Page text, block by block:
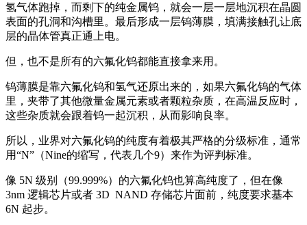
氢气体跑掉，而剩下的纯金属钨，就会一层一层地沉积在晶圆
表面的孔洞和沟槽里。最后形成一层钨薄膜，填满接触孔让底
层的晶体管真正通上电。
但，也不是所有的六氟化钨都能直接拿来用。
钨薄膜是靠六氟化钨和氢气还原出来的，如果六氟化钨的气体
里，夹带了其他微量金属元素或者颗粒杂质，在高温反应时，
这些杂质就会跟着钨一起沉积，从而影响良率。
所以，业界对六氟化钨的纯度有着极其严格的分级标准，通常
用“N”（Nine的缩写，代表几个9）来作为评判标准。
像 5N 级别（99.999%）的六氟化钨也算高纯度了，但在像
3nm 逻辑芯片或者 3D NAND 存储芯片面前，纯度要求基本
6N 起步。